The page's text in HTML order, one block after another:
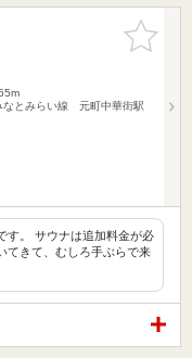
お気に入
りに追加
なとみらい線 元町中華街駅
す。 サウナは追加料金が必
てきて、むしろ手ぶらで来